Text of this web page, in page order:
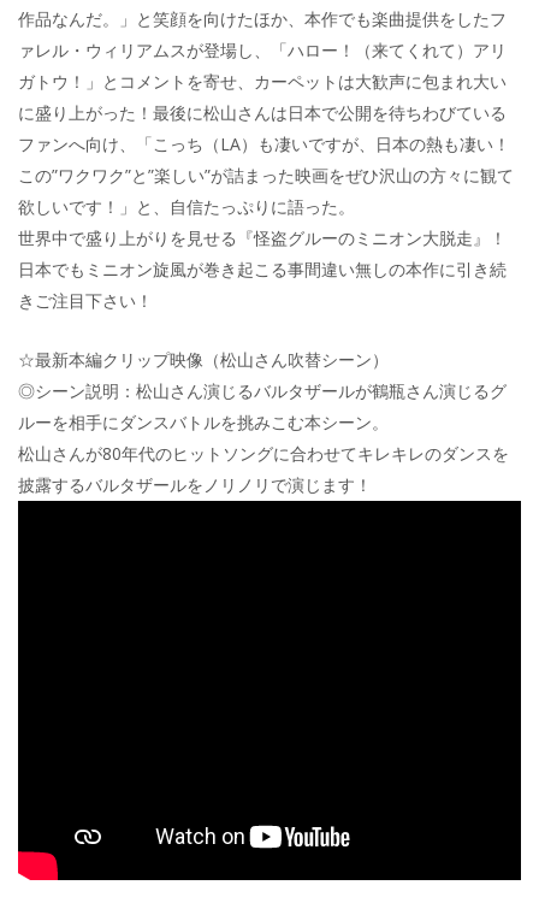
作品なんだ。」と笑顔を向けたほか、本作でも楽曲提供をしたフ
ァレル・ウィリアムスが登場し、「ハロー！（来てくれて）アリ
ガトウ！」とコメントを寄せ、カーペットは大歓声に包まれ大い
に盛り上がった！最後に松山さんは日本で公開を待ちわびている
ファンへ向け、「こっち（LA）も凄いですが、日本の熱も凄い！
この”ワクワク”と”楽しい”が詰まった映画をぜひ沢山の方々に観て
欲しいです！」と、自信たっぷりに語った。
世界中で盛り上がりを見せる『怪盗グルーのミニオン大脱走』！
日本でもミニオン旋風が巻き起こる事間違い無しの本作に引き続
きご注目下さい！
☆最新本編クリップ映像（松山さん吹替シーン）
◎シーン説明：松山さん演じるバルタザールが鶴瓶さん演じるグ
ルーを相手にダンスバトルを挑みこむ本シーン。
松山さんが80年代のヒットソングに合わせてキレキレのダンスを
披露するバルタザールをノリノリで演じます！